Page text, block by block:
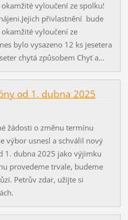
vyloučení ze spolku!
přivlastnění bude
vyloučení ze
bylo vysazeno 12 ks jesetera
chytá způsobem Chyť a...
od 1. dubna 2025
žádosti o změnu termínu
výbor usnesl a schválil nový
1. dubna 2025 jako výjimku
provedeme trvale, budeme
Petrův zdar, užijte si